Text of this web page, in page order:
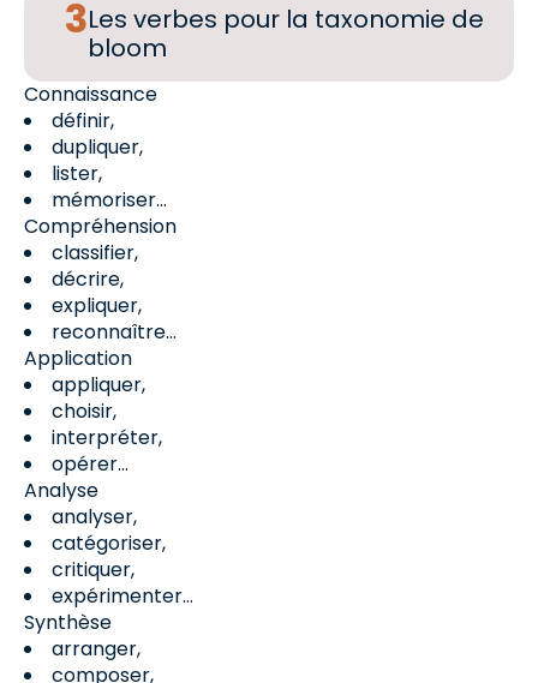
Les verbes pour la taxonomie de
bloom
Connaissance
définir,
dupliquer,
lister,
mémoriser…
Compréhension
classifier,
décrire,
expliquer,
reconnaître…
Application
appliquer,
choisir,
interpréter,
opérer…
Analyse
analyser,
catégoriser,
critiquer,
expérimenter…
Synthèse
arranger,
composer,